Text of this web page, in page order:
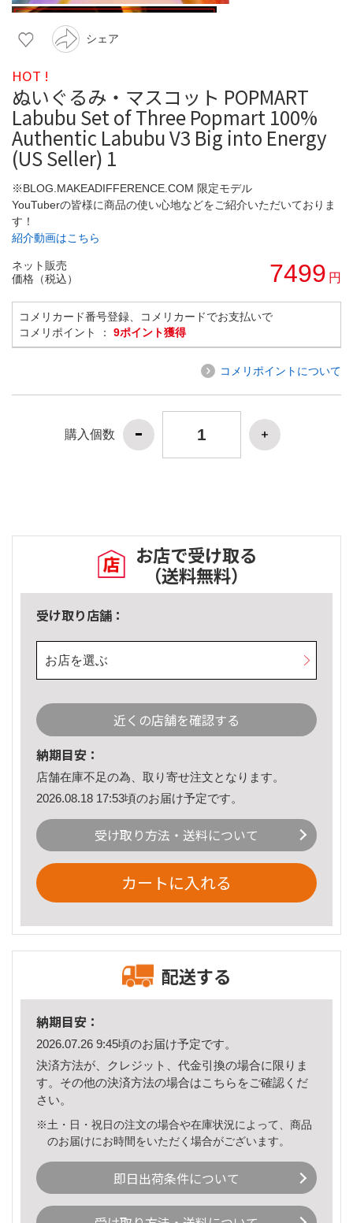
シェア
HOT !
ぬいぐるみ・マスコット POPMART
Labubu Set of Three Popmart 100%
Authentic Labubu V3 Big into Energy
(US Seller) 1
※BLOG.MAKEADIFFERENCE.COM 限定モデル
YouTuberの皆様に商品の使い心地などをご紹介いただいておりま
す！
紹介動画はこちら
ネット販売
価格（税込）
7499 円
コメリカード番号登録、コメリカードでお支払いで
コメリポイント ： 9ポイント獲得
コメリポイントについて
購入個数
お店で受け取る
（送料無料）
受け取り店舗：
お店を選ぶ
近くの店舗を確認する
納期目安：
店舗在庫不足の為、取り寄せ注文となります。
2026.08.18 17:53頃のお届け予定です。
受け取り方法・送料について
カートに入れる
配送する
納期目安：
2026.07.26 9:45頃のお届け予定です。
決済方法が、クレジット、代金引換の場合に限りま
す。その他の決済方法の場合はこちら をご確認くだ
さい。
※土・日・祝日の注文の場合や在庫状況によって、商品
のお届けにお時間をいただく場合がございます。
即日出荷条件について